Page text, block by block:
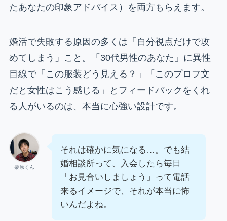
たあなたの印象アドバイス）を両方もらえます。
婚活で失敗する原因の多くは「自分視点だけで攻
めてしまう」こと。「30代男性のあなた」に異性
目線で「この服装どう見える？」「このプロフ文
だと女性はこう感じる」とフィードバックをくれ
る人がいるのは、本当に心強い設計です。
栗原くん
それは確かに気になる…。でも結
婚相談所って、入会したら毎日
「お見合いしましょう」って電話
来るイメージで、それが本当に怖
いんだよね。